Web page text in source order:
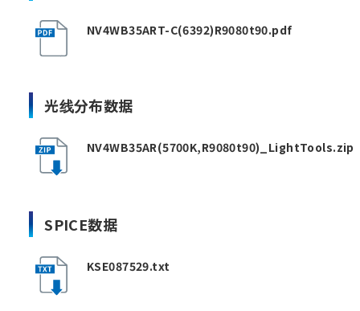
NV4WB35ART-C(6392)R9080t90.pdf
光线分布数据
NV4WB35AR(5700K,R9080t90)_LightTools.zip
SPICE数据
KSE087529.txt